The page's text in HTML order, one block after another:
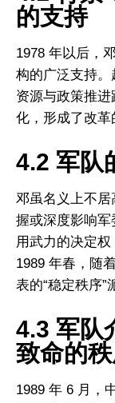
的支持
1978 年以后，
构的广泛支持
资源与政策推
化，形成了改革
4.2 军队
邓虽名义上不
握或深度影响
用武力的决定权
1989 年春，随
表的“稳定秩序”
4.3 军队
致命的
1989 年 6 月，